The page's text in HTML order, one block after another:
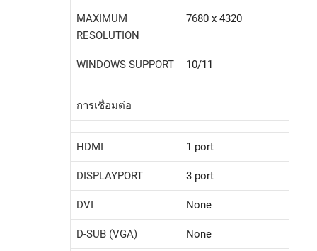
MAXIMUM
RESOLUTION
7680 x 4320
WINDOWS SUPPORT 10/11
การเชื่อมต่อ
HDMI 1 port
DISPLAYPORT 3 port
DVI None
D-SUB (VGA) None